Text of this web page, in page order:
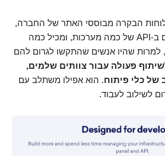
הבקרה מבוססי האתר של החברה,
DigitalOcean מתעסק גם ב-API של כמה מערכות, ומכיל כמה
למרות שהיו אנשים שהתקשו לגרום להם
פעולה עבור צוותים שלמים,
של כלי פיתוח. הוא אפילו משתלב עם